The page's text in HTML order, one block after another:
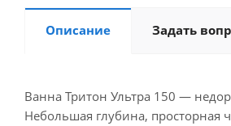
Описание Задать
Ванна Тритон Ультра 150 —
Небольшая глубина, просторная